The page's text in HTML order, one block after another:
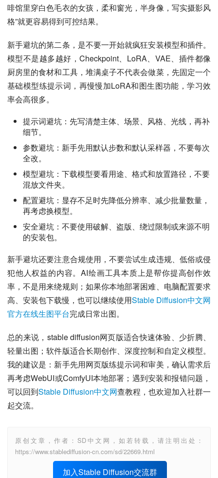
啡馆里穿白色毛衣的女孩，柔和窗光，半身像，写实摄影风
格”就更容易得到可控结果。
新手避坑的第二条，是不要一开始就疯狂安装模型和插件。
模型不是越多越好，Checkpoint、LoRA、VAE、插件都像
厨房里的食材和工具，堆满桌子不代表会做菜，先固定一个
基础模型练提示词，再慢慢加LoRA和图生图功能，学习效
率会高很多。
提示词避坑：先写清楚主体、场景、风格、光线，再补
细节。
参数避坑：新手先用默认步数和默认采样器，不要每次
全改。
模型避坑：下载模型要看用途、格式和放置路径，不要
混放文件夹。
配置避坑：显存不足时先降低分辨率、减少批量数量，
再考虑换模型。
安全避坑：不要使用破解、盗版、绕过限制或来源不明
的安装包。
新手避坑还要注意合规使用，不要尝试生成违规、低俗或侵
犯他人权益的内容。AI绘画工具本质上是帮你提高创作效
率，不是用来绕规则；如果你本地部署困难、电脑配置要求
高、安装包下载慢，也可以继续使用Stable Diffusion中文网
官方在线生图平台完成日常出图。
总的来说，stable diffusion网页版适合快速体验、少折腾、
轻量出图；软件版适合长期创作、深度控制和自定义模型。
我的建议是：新手先用网页版练提示词和审美，确认需求后
再考虑WebUI或ComfyUI本地部署；遇到安装和报错问题，
可以回到Stable Diffusion中文网查教程，也欢迎加入社群一
起交流。
原创文章，作者：SD中文网，如若转载，请注明出处：
https://www.stablediffusion-cn.com/sd/22669.html
加入Stable Diffusion交流群